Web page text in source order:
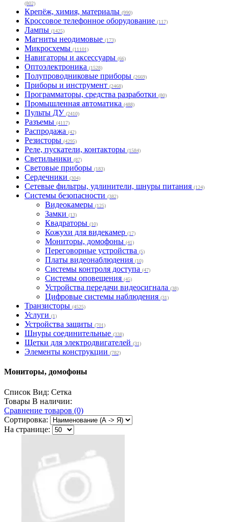
(802)
Крепёж, химия, материалы (990)
Кроссовое телефонное оборудование (117)
Лампы (1425)
Магниты неодимовые (173)
Микросхемы (11101)
Навигаторы и аксессуары (66)
Оптоэлектроника (1528)
Полупроводниковые приборы (2669)
Приборы и инструмент (2468)
Программаторы, средства разработки (80)
Промышленная автоматика (488)
Пульты ДУ (2410)
Разъемы (4117)
Распродажа (42)
Резисторы (4295)
Реле, пускатели, контакторы (1584)
Светильники (87)
Световые приборы (183)
Сердечники (304)
Сетевые фильтры, удлинители, шнуры питания (124)
Системы безопасности (382)
Видеокамеры (125)
Замки (13)
Квадраторы (10)
Кожухи для видекамер (17)
Мониторы, домофоны (41)
Переговорные устройства (5)
Платы видеонаблюдения (10)
Системы контроля доступа (47)
Системы оповещения (45)
Устройства передачи видеосигнала (38)
Цифровые системы наблюдения (31)
Транзисторы (4525)
Услуги (1)
Устройства защиты (701)
Шнуры соединительные (338)
Щетки для электродвигателей (31)
Элементы конструкции (782)
Мониторы, домофоны
Список Вид: Сетка
Товары В наличии:
Сравнение товаров (0)
Сортировка:
На странице: